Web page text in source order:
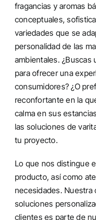
fragancias y aromas
conceptuales,
variedades que se
personalidad de las
ambientales. ¿Buscas
para ofrecer una
consumidores? ¿O
reconfortante en la
calma en sus
las soluciones de
tu proyecto.
Lo que nos distingue
producto, así como
necesidades. Nuestra
soluciones
clientes es parte de